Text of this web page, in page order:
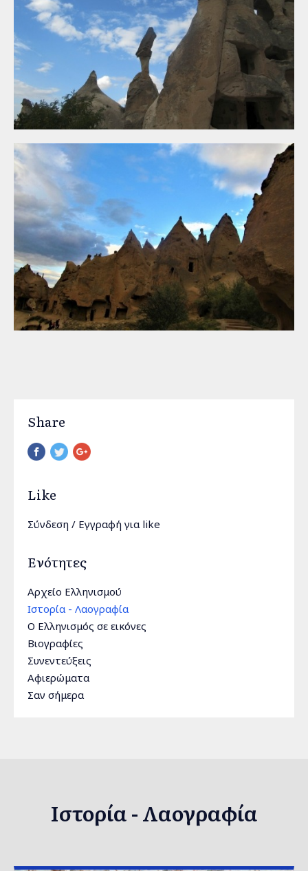
Share
Like
Σύνδεση / Εγγραφή για like
Ενότητες
Αρχείο Ελληνισμού
Ιστορία - Λαογραφία
Ο Ελληνισμός σε εικόνες
Βιογραφίες
Συνεντεύξεις
Αφιερώματα
Σαν σήμερα
Ιστορία - Λαογραφία